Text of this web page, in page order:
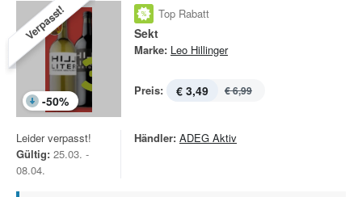
Verpasst!
-50%
Top Rabatt
Sekt
Marke: Leo Hillinger
Preis: € 3,49 € 6,99
Leider verpasst!
Gültig: 25.03. -
08.04.
Händler: ADEG Aktiv